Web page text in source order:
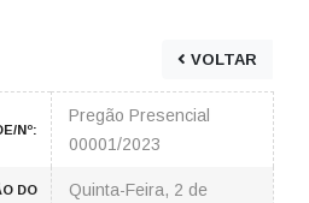
VOLTAR
Nº:
Pregão Presencial
00001/2023
DO
Quinta-Feira, 2 de